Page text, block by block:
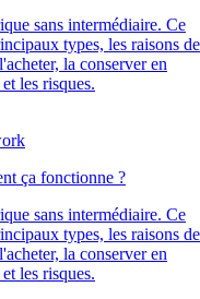
sans intermédiaire. Ce
types, les raisons de
la conserver en
les risques.
ça fonctionne ?
sans intermédiaire. Ce
types, les raisons de
la conserver en
les risques.